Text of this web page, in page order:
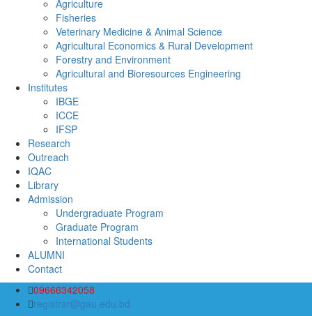
Agriculture
Fisheries
Veterinary Medicine & Animal Science
Agricultural Economics & Rural Development
Forestry and Environment
Agricultural and Bioresources Engineering
Institutes
IBGE
ICCE
IFSP
Research
Outreach
IQAC
Library
Admission
Undergraduate Program
Graduate Program
International Students
ALUMNI
Contact
09666342058
registrar@gau.edu.bd